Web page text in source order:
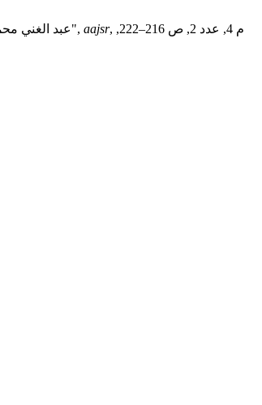
عبد الغني محمود مخزوم بن زاهية و محمد عبد الله الحارس, "اختلاف الفقهاء في مقدار ما يُعطي للفقراء والمساكين من أموال الزكاة، وأثره في التطبيقات الفقهية المعاصرة", aajsr, م 4, عدد 2, ص 216–222,